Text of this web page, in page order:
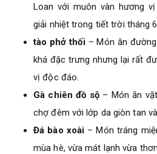
Loan với muôn vàn hương
giải nhiệt trong tiết trời tháng
tào phở thối – Món ăn
khá đặc trưng nhưng lại rất
vị độc đáo.
Gà chiên đồ sộ – Món ăn
chợ đêm với lớp da giòn tan
Đá bào xoài – Món tráng
mùa hè, vừa mát lạnh vừa